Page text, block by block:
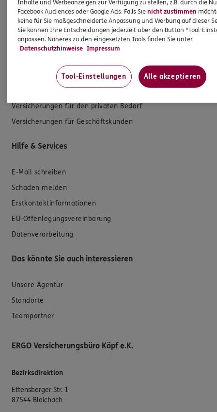
Produkte
Kfz-Versicherung
Krankenversicherung
Versicherungen für den privaten Bedarf
Versicherungen für Geschäftskunden
Hilfe & Services
E-Mail schreiben
Schaden melden
Erstkontaktinformationen
EU-Offenlegungsvereinbarung
Datenverarbeitung
Das könnte Sie auch interessieren
Unsere Agentur
Standorte
Teampartner
ERGO Versicherungsbüro Köpf e.K.
Bezirksdirektion
Ettensberger Str. 1
87544 Blaichach
Inhalte und Werbeanzeigen zur Verfügung zu stellen, z.B. durch die
Facebook Audiences oder Google Ads. Falls Sienicht zustimmen
keine für Sie maßgeschneiderte Anpassung und Werbung auf dieser
Sie können Ihre Entscheidungen jederzeit über den Button "Tool-
anpassen. Näheres zu den eingesetzten Tools finden Sie unter
Datenschutzhinweise Impressum
Tool-Einstellungen Alle akzeptieren